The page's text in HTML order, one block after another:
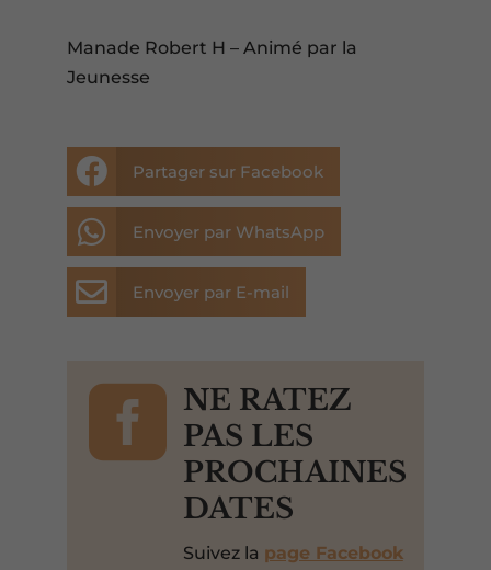
Manade Robert H – Animé par la
Jeunesse
 Partager sur Facebook
 Envoyer par WhatsApp
 Envoyer par E-mail

NE RATEZ
PAS LES
PROCHAINES
DATES
Suivez la page Facebook